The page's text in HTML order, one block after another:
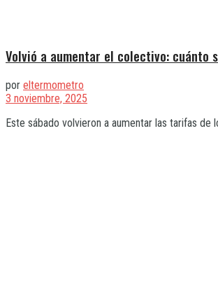
Volvió a aumentar el colectivo: cuánto
por eltermometro
3 noviembre, 2025
Este sábado volvieron a aumentar las tarifas